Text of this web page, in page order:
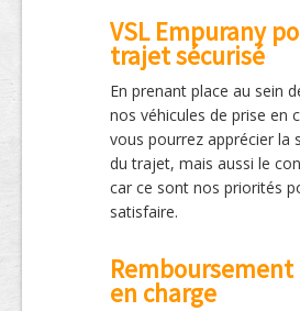
VSL Empurany
trajet sécurisé
En prenant place au sein
nos véhicules de prise en
vous pourrez apprécier la
du trajet, mais aussi le
car ce sont nos priorités
satisfaire.
en charge